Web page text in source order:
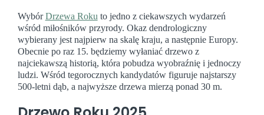
WybórDrzewa Roku to jedno z ciekawszych wydarzeń
wśród miłośników przyrody. Okaz dendrologiczny
wybierany jest najpierw na skalę kraju, a następnie Europy.
Obecnie po raz 15. będziemy wyłaniać drzewo z
najciekawszą historią, która pobudza wyobraźnię i jednoczy
ludzi. Wśród tegorocznych kandydatów figuruje najstarszy
500-letni dąb, a najwyższe drzewa mierzą ponad 30 m.